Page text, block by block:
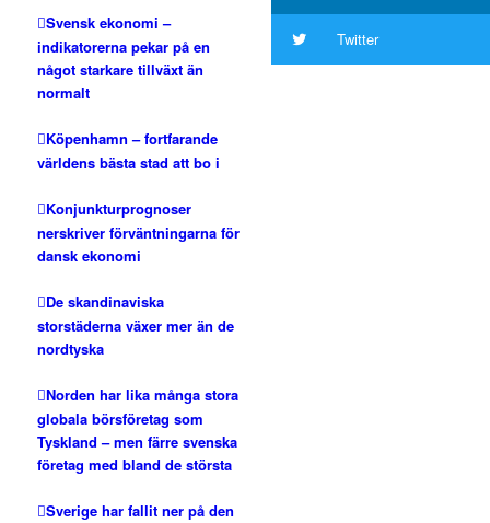
Svensk ekonomi –
indikatorerna pekar på en
något starkare tillväxt än
normalt
Köpenhamn – fortfarande
världens bästa stad att bo i
Konjunkturprognoser
nerskriver förväntningarna för
dansk ekonomi
De skandinaviska
storstäderna växer mer än de
nordtyska
Norden har lika många stora
globala börsföretag som
Tyskland – men färre svenska
företag med bland de största
Sverige har fallit ner på den
Twitter